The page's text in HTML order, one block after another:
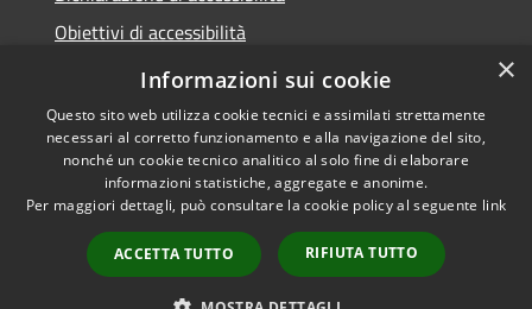
Obiettivi di accessibilità
Piano di miglioramento
Accessibilità
Copyright © 2026 • Comune di
Nembro • Powered by
Municipium•
Accesso
redazione
×
Informazioni sui cookie
Questo sito web utilizza cookie tecnici e assimilati strettamente
necessari al corretto funzionamento e alla navigazione del sito,
nonché un cookie tecnico analitico al solo fine di elaborare
informazioni statistiche, aggregate e anonime.
Per maggiori dettagli, può consultare la cookie policy al seguente link
ACCETTA TUTTO RIFIUTA TUTTO